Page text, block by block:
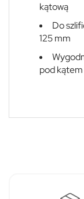
kątową
Do
125 mm
pod kątem